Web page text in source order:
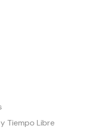
Tiempo Libre